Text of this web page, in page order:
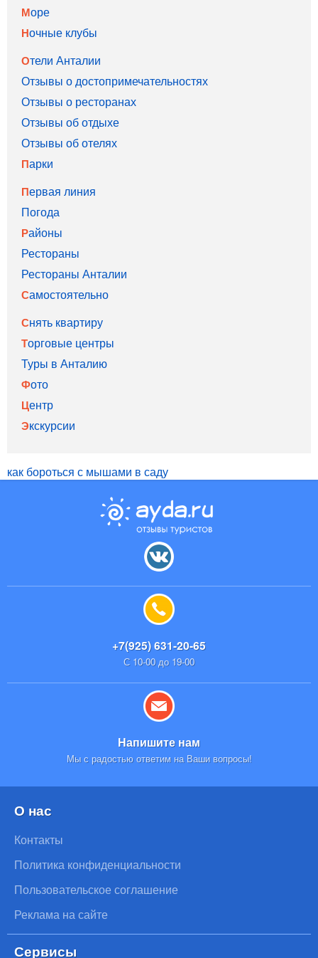
Море
Ночные клубы
Отели Анталии
Отзывы о достопримечательностях
Отзывы о ресторанах
Отзывы об отдыхе
Отзывы об отелях
Парки
Первая линия
Погода
Районы
Рестораны
Рестораны Анталии
Самостоятельно
Снять квартиру
Торговые центры
Туры в Анталию
Фото
Центр
Экскурсии
как бороться с мышами в саду
+7(925) 631-20-65
С 10-00 до 19-00
Напишите нам
Мы с радостью ответим на Ваши вопросы!
О нас
Контакты
Политика конфиденциальности
Пользовательское соглашение
Реклама на сайте
Сервисы